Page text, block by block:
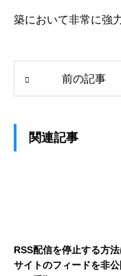
築において非常に強
前の記事
関連記事
RSS配信を停止する方法
サイトのフィードを非